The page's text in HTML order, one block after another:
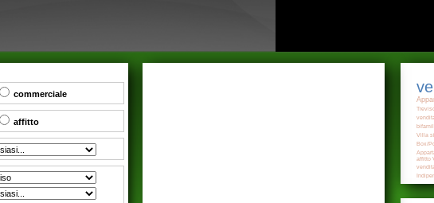
Villa
Box/
affitto
commerciale
affitto